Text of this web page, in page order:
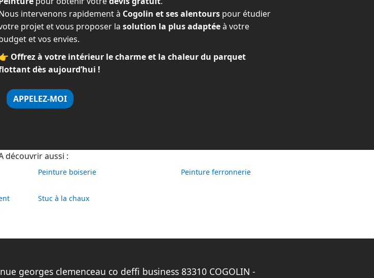
intervenons rapidement à Cogolin et ses alentourspour étudier
projet et vous proposer la solution la plus adaptéeà votre
et vos envies.
Offrez à votre intérieur le charme et la chaleur du parquet
dès aujourd’hui !
APPELEZ-MOI
découvrir aussi :
Peinture boiserie Peinture ferronnerie
Stuc à la chaux
georges clemenceau co deffi business 83310 COGOLIN -